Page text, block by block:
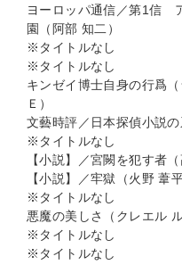
ヨーロッパ通信／第1信
園（阿部 知二）
※タイトルなし
※タイトルなし
キンゼイ博士自身の行爲
Ｅ）
文藝時評／日本探偵小説の
※タイトルなし
【小説】／宮闕を犯す者（
【小説】／牢獄（火野 葦平
※タイトルなし
悪魔の美しさ（クレエル ル
※タイトルなし
※タイトルなし